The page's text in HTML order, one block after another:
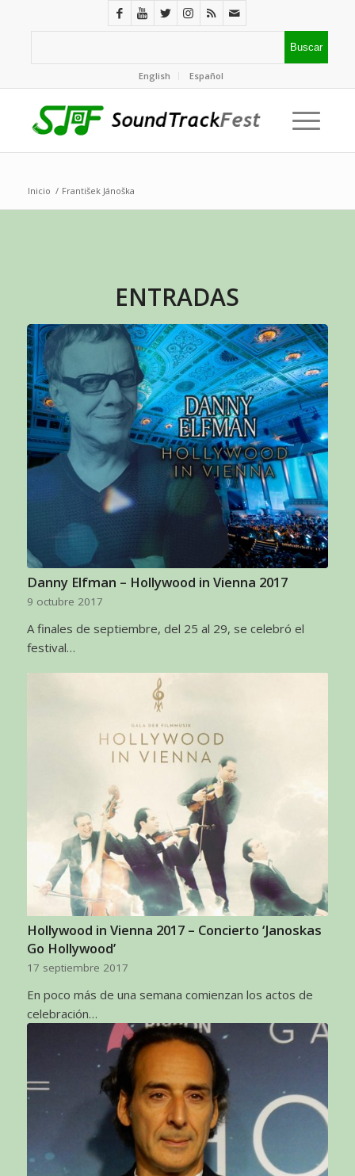
English Español
Inicio / František Jánoška
ENTRADAS
Danny Elfman – Hollywood in Vienna 2017
9 octubre 2017
A finales de septiembre, del 25 al 29, se celebró el
festival…
Hollywood in Vienna 2017 – Concierto ‘Janoskas
Go Hollywood’
17 septiembre 2017
En poco más de una semana comienzan los actos de
celebración…